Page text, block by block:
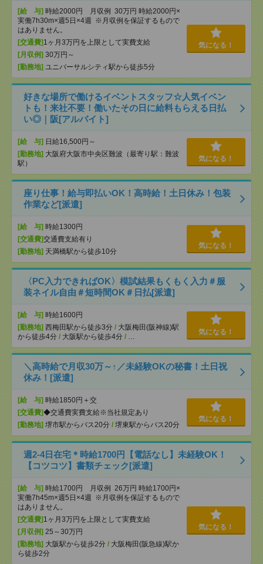
[給 与] 時給2000円 月収例 30万円 時給2000円×
実働7h30m×週5日×4週 ※月収例を保証するもので
はありません。
[交通費] 1ヶ月3万円を上限として実費支給
[月収例] 30万円～
[勤務地] ユニバーサルシティ駅から徒歩5分
気になる！
好きな場所で働けるイベントスタッフ☆人気イベン
トも！来社不要！働いたその日に給料もらえる日払
い◎｜阪[アルバイト]
[給 与] 日給16,500円～
[勤務地] 大阪府大阪市中央区難波（最寄り駅：難波
駅）
気になる！
座り仕事！給与即払いOK！高時給！土日休み！包装
作業など[派遣]
[給 与] 時給1300円
[交通費]交通費支給有り
[勤務地] 天満橋駅から徒歩10分
気になる！
〈PC入力できればOK〉模試結果もくもく入力＃服
装ネイル自由＃短時間OK＃日払[派遣]
[給 与] 時給1600円
[勤務地] 西梅田駅から徒歩3分 / 大阪梅田(阪神線)駅
から徒歩4分 / 大阪駅から徒歩4分 / …
気になる！
＼高時給で月収30万～↑／未経験OKの秘書！土日祝
休み！[派遣]
[給 与] 時給1850円＋交
[交通費]◆交通費実費支給※当社規定あり
[勤務地] 堺市駅からバス20分 / 堺東駅からバス20分
気になる！
週2-4日在宅＊時給1700円【電話なし】未経験OK！
【コツコツ】書類チェック[派遣]
[給 与] 時給1700円 月収例 26万円 時給1700円×
実働7h45m×週5日×4週 ※月収例を保証するもので
はありません。
[交通費] 1ヶ月3万円を上限として実費支給
[月収例] 25～30万円
[勤務地] 大阪駅から徒歩2分 / 大阪梅田(阪急線)駅か
ら徒歩2分
気になる！